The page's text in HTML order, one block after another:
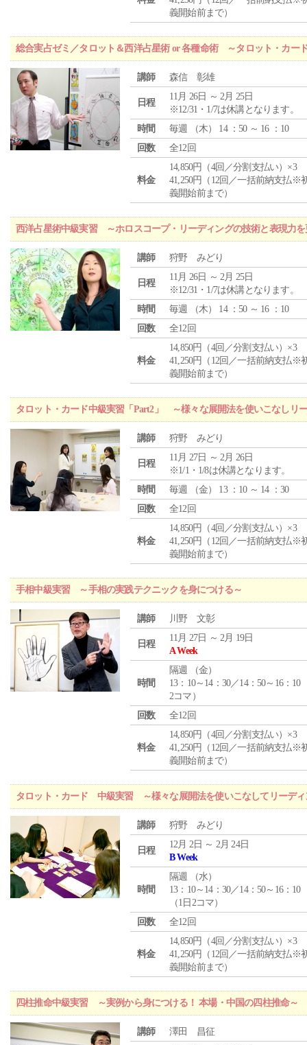
義開始前まで）
総合実占ゼミ／タロット＆西洋占星術 or 各種命術 ～タロット・カー
講師 森信 彰雄
日程
11月 26日 ～ 2月 25日
※12/31・1/7は休講となります。
時間
毎週 （木） 14 ：50 ～ 16 ：10
回数
全12回
料金
14,850円（4回／分割支払い）×3
41,250円（12回／一括前納支払※
義開始前まで）
西洋占星術中級実習 ～ホロスコープ・リーディングの技術と表現力
講師 狩野 みどり
日程
11月 26日 ～ 2月 25日
※12/31・1/7は休講となります。
時間
毎週 （木） 14 ：50 ～ 16 ：10
回数
全12回
料金
14,850円（4回／分割支払い）×3
41,250円（12回／一括前納支払※
義開始前まで）
タロット・カード中級実習「Part2」 ～様々な展開法を使いこなしリ
講師 狩野 みどり
日程
11月 27日 ～ 2月 26日
※1/1・1/8は休講となります。
時間
毎週 （金） 13 ：10 ～ 14 ：30
回数
全12回
料金
14,850円（4回／分割支払い）×3
41,250円（12回／一括前納支払※
義開始前まで）
手相中級実習 ～手相の実践テクニックを身につける～
講師 川野 文彰
日程
11月 27日 ～ 2月 19日
A Week
時間
隔週 （金）
13：10～14：30／14：50～16：10
2コマ）
回数
全12回
料金
14,850円（4回／分割支払い）×3
41,250円（12回／一括前納支払※
義開始前まで）
タロット・カード 中級実習 ～様々な展開法を使いこなしてリーディ
講師 狩野 みどり
日程
12月 2日 ～ 2月 24日
B Week
時間
隔週 （水）
13：10～14：30／14：50～16：10
（1日2コマ）
回数
全12回
料金
14,850円（4回／分割支払い）×3
41,250円（12回／一括前納支払※
義開始前まで）
四柱推命中級実習 ～実例から身につける！ 本場・中国の四柱推命～
講師 澤田 昌征